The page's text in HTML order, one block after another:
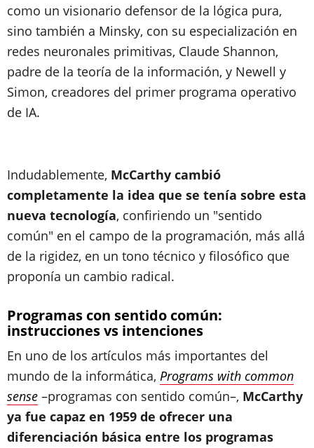
como un visionario defensor de la lógica pura,
sino también a Minsky, con su especialización en
redes neuronales primitivas, Claude Shannon,
padre de la teoría de la información, y Newell y
Simon, creadores del primer programa operativo
de IA.
Indudablemente, McCarthy cambió
completamente la idea que se tenía sobre esta
nueva tecnología, confiriendo un "sentido
común" en el campo de la programación, más allá
de la rigidez, en un tono técnico y filosófico que
proponía un cambio radical.
Programas con sentido común:
instrucciones vs intenciones
En uno de los artículos más importantes del
mundo de la informática, Programs with common
sense –programas con sentido común–, McCarthy
ya fue capaz en 1959 de ofrecer una
diferenciación básica entre los programas